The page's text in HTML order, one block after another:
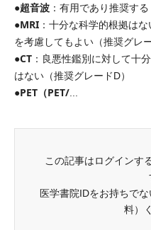
●超音波 ：有用であり推奨す
●MRI ：十分な科学的根拠は
を考慮してもよい（推奨グレ
●CT ：良悪性鑑別に対して十
はない（推奨グレードD）
●PET（PET/
この記事はログインす
医学書院IDをお持ちで
料）